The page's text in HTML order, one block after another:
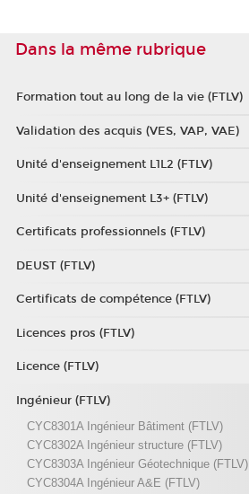
Dans la même rubrique
Formation tout au long de la vie (FTLV)
Validation des acquis (VES, VAP, VAE)
Unité d'enseignement L1L2 (FTLV)
Unité d'enseignement L3+ (FTLV)
Certificats professionnels (FTLV)
DEUST (FTLV)
Certificats de compétence (FTLV)
Licences pros (FTLV)
Licence (FTLV)
Ingénieur (FTLV)
CYC8301A Ingénieur Bâtiment (FTLV)
CYC8302A Ingénieur structure (FTLV)
CYC8303A Ingénieur Géotechnique (FTLV)
CYC8304A Ingénieur A&E (FTLV)